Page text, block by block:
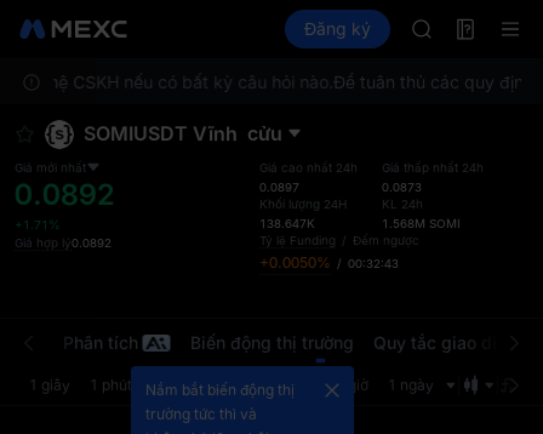
Thông tin Futures
Đăng ký
SKYAI
SPCX tăng
SKYAI
SPCX tăng
hệ CSKH nếu có bất kỳ câu hỏi nào. Để tuân thủ các quy định
SOMIUSDT Vĩnh cửu
Giá mới nhất
0.0892
+1.71%
Giá hợp lý0.0892
Giá cao nhất 24h
0.0897
Khối lượng 24H
138.647K
Giá thấp nhất 24h
0.0873
KL 24h
1.568M SOMI
Tỷ lệ Funding / Đếm ngược
+0.0050% / 00:32:43
Phân tích Biến động thị trường Quy tắc giao dịch
1 giây 1 phút 5 phút 15 phút 1 giờ 4 giờ 1 ngày
Nắm bắt biến động thị
trường tức thì và